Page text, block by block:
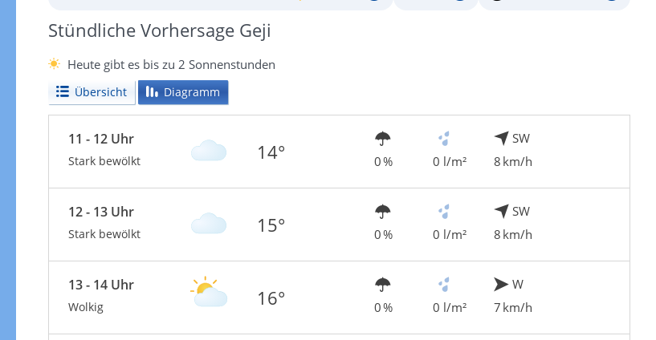
Stündliche Vorhersage Geji
Heute gibt es bis zu 2 Sonnenstunden
Übersicht Diagramm
11 - 12 Uhr
Stark bewölkt 14° 0 % 0 l/m²
SW
8 km/h
12 - 13 Uhr
Stark bewölkt 15° 0 % 0 l/m²
SW
8 km/h
13 - 14 Uhr
Wolkig 16° 0 % 0 l/m²
W
7 km/h